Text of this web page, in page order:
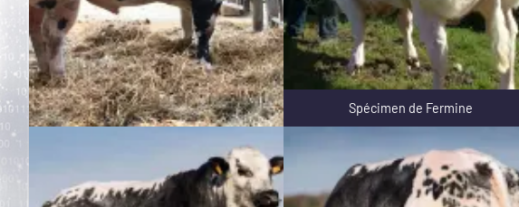
Spécimen de Fermine